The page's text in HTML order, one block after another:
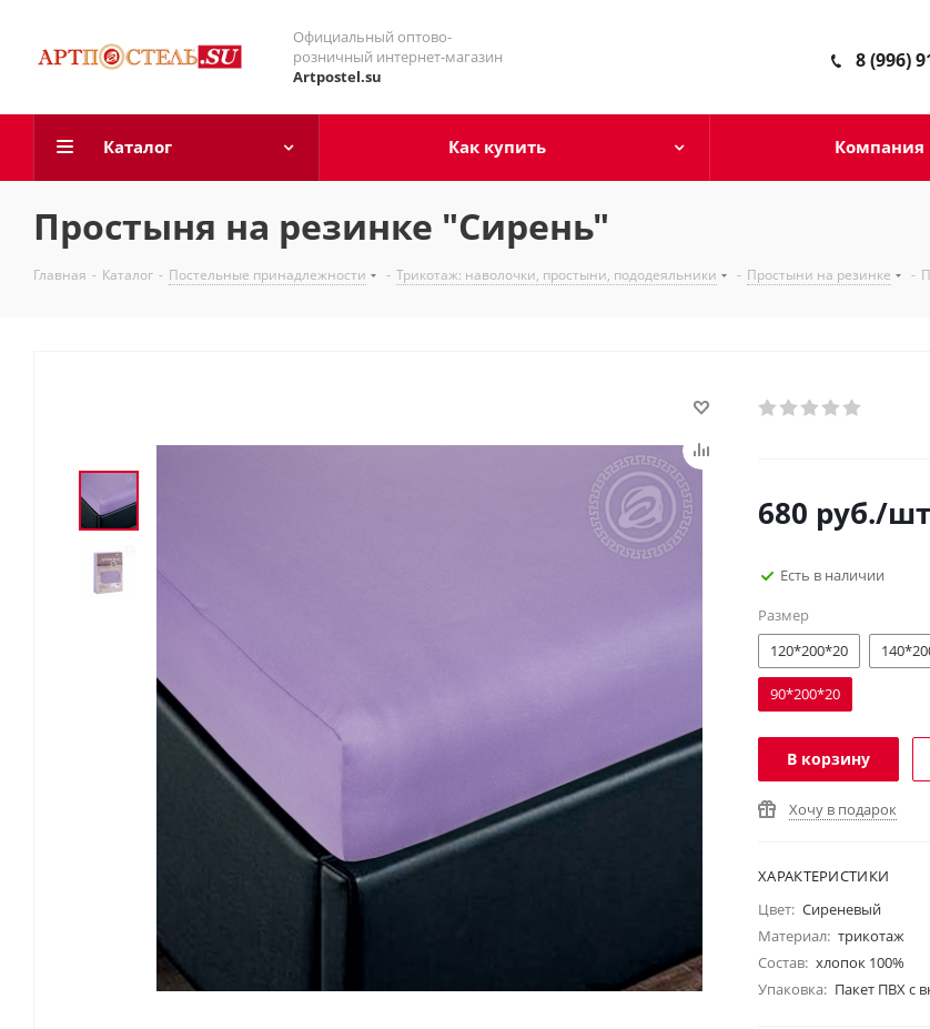
Официальный оптово-
розничный интернет-магазин
Artpostel.su
8 (996)
Каталог Как купить Компания
Простыня на резинке "Сирень"
Главная - Каталог - Постельные принадлежности - Трикотаж: наволочки, простыни, пододеяльники - Простыни на резинке -
680 руб./шт
Есть в наличии
Размер
120*200*20
90*200*20
В корзину
Хочу в подарок
ХАРАКТЕРИСТИКИ
Цвет: Сиреневый
Материал: трикотаж
Состав: хлопок 100%
Упаковка: Пакет ПВХ с